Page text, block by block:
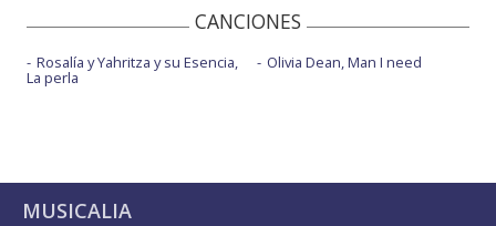
CANCIONES
Rosalía y Yahritza y su Esencia,
La perla
Olivia Dean, Man I need
MUSICALIA